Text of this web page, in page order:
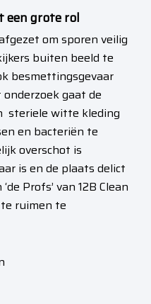
een grote rol
om sporen veilig
buiten beeld te
besmettingsgevaar
gaat de
steriele witte kleding
en bacteriën te
overschot is
is en de plaats delict
Profs’ van 12B Clean
ruimen te